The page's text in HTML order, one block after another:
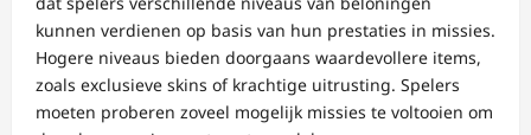
kunnen verdienen op basis van hun prestaties in missies.
Hogere niveaus bieden doorgaans waardevollere items,
zoals exclusieve skins of krachtige uitrusting. Spelers
moeten proberen zoveel mogelijk missies te voltooien om